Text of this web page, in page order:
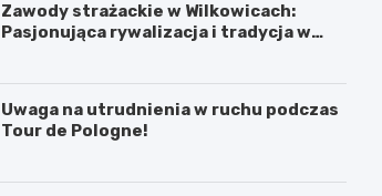
Zawody strażackie w Wilkowicach:
Pasjonująca rywalizacja i tradycja w
Uwaga na utrudnienia w ruchu podczas
Tour de Pologne!